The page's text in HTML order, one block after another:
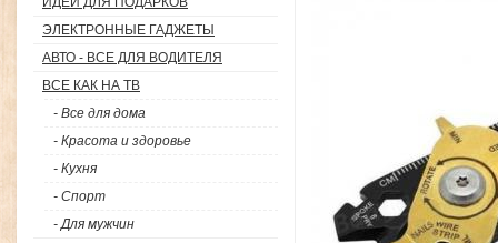
ЭЛЕКТРОННЫЕ ГАДЖЕТЫ
АВТО - ВСЕ ДЛЯ ВОДИТЕЛЯ
ВСЕ КАК НА ТВ
- Все для дома
- Красота и здоровье
- Кухня
- Спорт
- Для мужчин